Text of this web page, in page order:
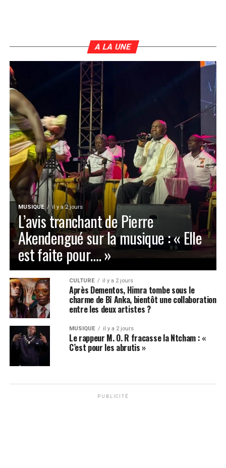
A LA UNE
MUSIQUE il y a 2 jours
L’avis tranchant de Pierre
Akendengué sur la musique : « Elle
est faite pour…. »
CULTURE il y a 2 jours
Après Dementos, Himra tombe sous le
charme de Bî Anka, bientôt une collaboration
entre les deux artistes ?
MUSIQUE il y a 2 jours
Le rappeur M. O. R fracasse la Ntcham : «
C’est pour les abrutis »
PUBLICITÉ